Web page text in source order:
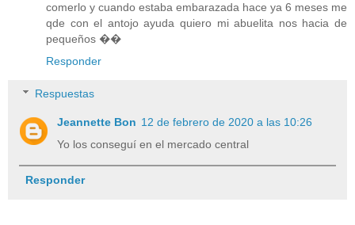
comerlo y cuando estaba embarazada hace ya 6 meses me
qde con el antojo ayuda quiero mi abuelita nos hacia de
pequeños ��
Responder
Respuestas
Jeannette Bon 12 de febrero de 2020 a las 10:26
Yo los conseguí en el mercado central
Responder